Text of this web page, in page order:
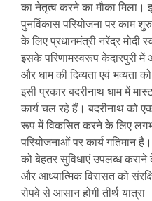
का नेतृत्व करने का मौका
पुनर्विकास परियोजना पर काम
के लिए प्रधानमंत्री नरेंद्र
इसके परिणामस्वरूप केदारपुरी
और धाम की दिव्यता एवं भव्यता
इसी प्रकार बदरीनाथ धाम में
कार्य चल रहे हैं। बदरीनाथ को
रूप में विकसित करने के लिए
परियोजनाओं पर कार्य गतिमान
को बेहतर सुविधाएं उपलब्ध
और आध्यात्मिक विरासत को
रोपवे से आसान होगी तीर्थ यात्रा